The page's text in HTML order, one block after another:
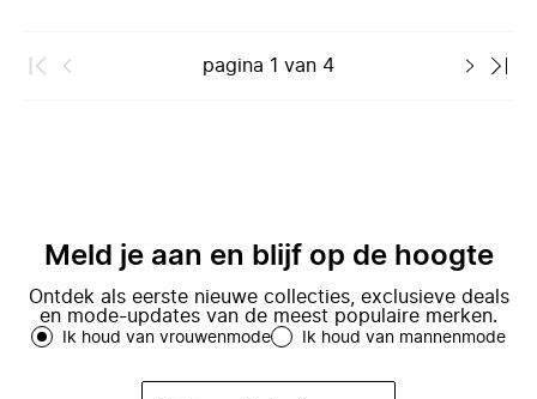
pagina 1 van 4
Meld je aan en blijf op de hoogte
Ontdek als eerste nieuwe collecties, exclusieve deals
en mode-updates van de meest populaire merken.
Ik houd van vrouwenmode Ik houd van mannenmode